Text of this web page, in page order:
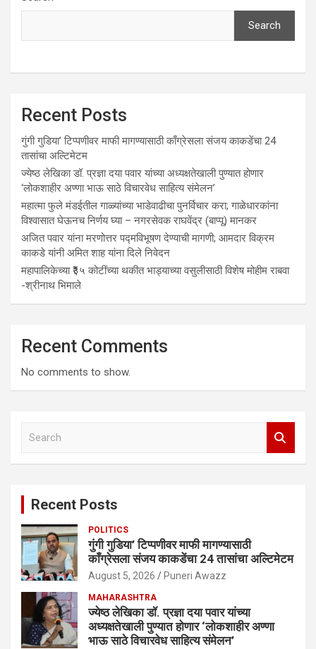
Search
Recent Posts
गुंगी गुडिया’ टिप्पणीवर माफी मागण्यासाठी काँग्रेसला संजय काकडेंचा 24
तासांचा अल्टिमेटम
ज्येष्ठ लेखिका डॉ. प्रज्ञा दया पवार यांच्या अध्यक्षतेखाली पुण्यात होणार
‘लोकशाहीर अण्णा भाऊ साठे विचारवेध साहित्य संमेलन’
महात्मा फुले मंडईतील गाळ्यांच्या भाडेवाढीचा पुनर्विचार करा; गाळेधारकांना
विश्वासात घेऊनच निर्णय घ्या – नगरसेवक राघवेंद्र (बाप्पू) मानकर
अजित पवार यांना मरणोत्तर पद्मविभूषण देण्याची मागणी; आमदार विक्रम
काकडे यांनी अमित शाह यांना दिले निवेदन
महापालिकेच्या ₹३५ कोटींच्या थकीत भाड्याच्या वसुलीसाठी विशेष मोहीम राबवा
-श्रीनाथ भिमाले
Recent Comments
No comments to show.
Recent Posts
POLITICS
गुंगी गुडिया’ टिप्पणीवर माफी मागण्यासाठी
काँग्रेसला संजय काकडेंचा 24 तासांचा अल्टिमेटम
August 5, 2026 Puneri Awazz
MAHARASHTRA
ज्येष्ठ लेखिका डॉ. प्रज्ञा दया पवार यांच्या
अध्यक्षतेखाली पुण्यात होणार ‘लोकशाहीर अण्णा
भाऊ साठे विचारवेध साहित्य संमेलन’